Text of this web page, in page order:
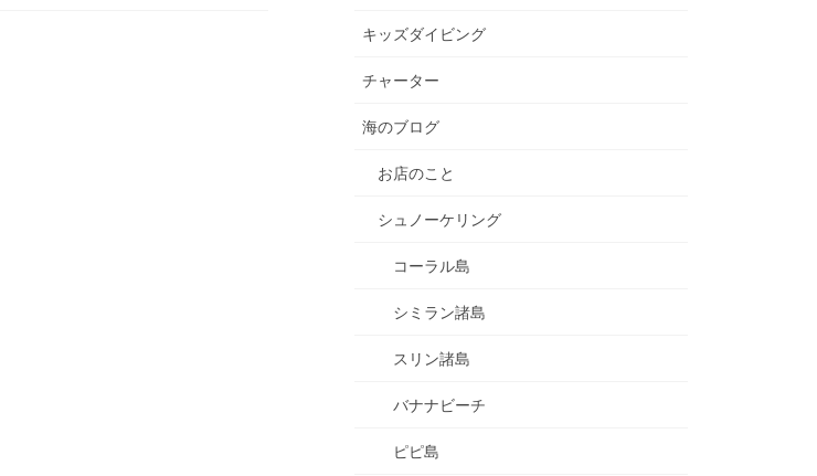
キッズダイビング
チャーター
海のブログ
お店のこと
シュノーケリング
コーラル島
シミラン諸島
スリン諸島
バナナビーチ
ピピ島